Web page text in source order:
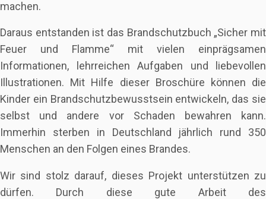
machen.
Daraus entstanden ist das Brandschutzbuch „Sicher mit
Feuer und Flamme“ mit vielen einprägsamen
Informationen, lehrreichen Aufgaben und liebevollen
Illustrationen. Mit Hilfe dieser Broschüre können die
Kinder ein Brandschutzbewusstsein entwickeln, das sie
selbst und andere vor Schaden bewahren kann.
Immerhin sterben in Deutschland jährlich rund 350
Menschen an den Folgen eines Brandes.
Wir sind stolz darauf, dieses Projekt unterstützen zu
dürfen. Durch diese gute Arbeit des